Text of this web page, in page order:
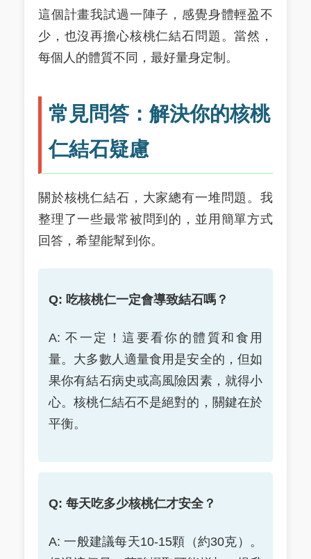
這個計畫我試過一陣子，感覺身體輕盈不
少，也沒再擔心核桃仁結石問題。當然，
每個人的體質不同，最好量身定制。
常見問答：解決你的核桃
仁結石疑慮
關於核桃仁結石，大家總有一堆問題。我
整理了一些最常被問到的，並用簡單方式
回答，希望能幫到你。
Q: 吃核桃仁一定會導致結石嗎？
A: 不一定！這要看你的體質和食用
量。大多數人適量食用是安全的，但如
果你有結石病史或高風險因素，就得小
心。核桃仁結石不是絕對的，關鍵在於
平衡。
Q: 每天吃多少核桃仁才安全？
A: 一般建議每天10-15顆（約30克）。